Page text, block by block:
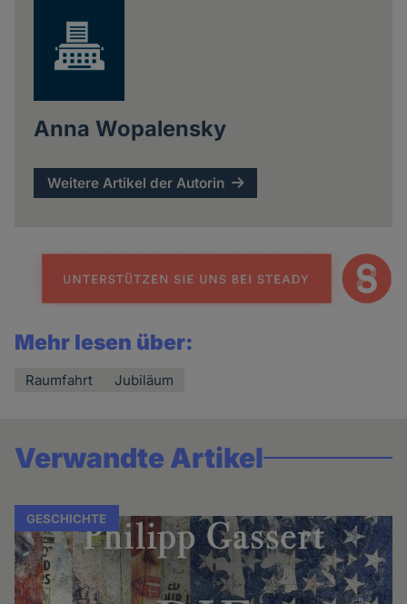
Anna Wopalensky
Weitere Artikel der Autorin
Mehr lesen über:
Raumfahrt Jubiläum
Verwandte Artikel
GESCHICHTE